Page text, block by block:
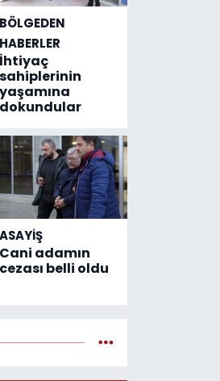
BÖLGEDEN
HABERLER
İhtiyaç
sahiplerinin
yaşamına
dokundular
ASAYİŞ
Cani adamın
cezası belli oldu